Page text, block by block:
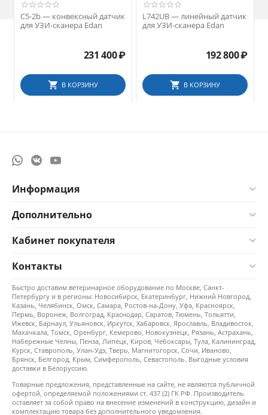
C5-2b — конвексный датчик
для УЗИ-сканера Edan
231 400₽
В КОРЗИНУ
L742UB — линейный датчик
для УЗИ-сканера Edan
192 800₽
В КОРЗИНУ
Информация
Дополнительно
Кабинет покупателя
Контакты
Быстро доставим ветеринарное оборудование по Москве, Санкт-
Петербургу и в регионы: Новосибирск, Екатеринбург, Нижний Новгород,
Казань, Челябинск, Омск, Самара, Ростов-на-Дону, Уфа, Красноярск,
Пермь, Воронеж, Волгоград, Краснодар, Саратов, Тюмень, Тольятти,
Ижевск, Барнаул, Ульяновск, Иркутск, Хабаровск, Ярославль, Владивосток,
Махачкала, Томск, Оренбург, Кемерово, Новокузнецк, Рязань, Астрахань,
Набережные Челны, Пенза, Липецк, Киров, Чебоксары, Тула, Калининград,
Курск, Ставрополь, Улан-Удэ, Тверь, Магнитогорск, Сочи, Иваново,
Брянск, Белгород, Крым, Симферополь, Севастополь. Выгодные условия
доставки в Белоруссию.
Товарные предложения, представленные на сайте, не являются публичной
офертой, определяемой положениями ст. 437 (2) ГК РФ. Производитель
оставляет за собой право на внесение изменений в конструкцию, дизайн и
комплектацию товара без дополнительного уведомления.